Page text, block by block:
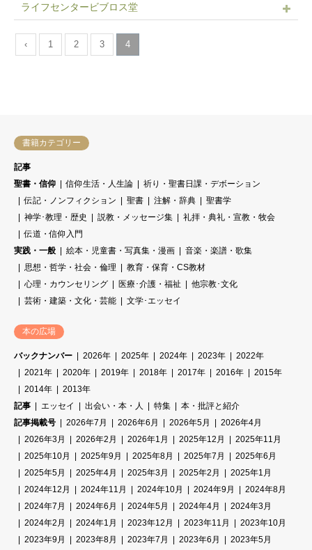
ライフセンタービブロス堂
‹ 1 2 3 4
書籍カテゴリー
記事
聖書・信仰
信仰生活・人生論
祈り・聖書日課・デボーション
伝記・ノンフィクション
聖書 注解・辞典
聖書学
神学･教理・歴史
説教・メッセージ集
礼拝・典礼・宣教・牧会
伝道・信仰入門
実践・一般
絵本・児童書・写真集・漫画
音楽・楽譜・歌集
思想・哲学・社会・倫理
教育・保育・CS教材
心理・カウンセリング
医療･介護・福祉
他宗教･文化
芸術・建築・文化・芸能
文学･エッセイ
本の広場
バックナンバー 2026年 2025年 2024年 2023年
2022年
2021年
2020年 2019年 2018年 2017年 2016年
2015年
2014年
2013年
記事
エッセイ 出会い・本・人 特集
本・批評と紹介
記事掲載号
2026年7月 2026年6月 2026年5月
2026年4月
2026年3月
2026年2月 2026年1月 2025年12月
2025年11月
2025年10月
2025年9月 2025年8月 2025年7月
2025年6月
2025年5月
2025年4月 2025年3月 2025年2月
2025年1月
2024年12月
2024年11月 2024年10月 2024年9月
2024年8月
2024年7月
2024年6月 2024年5月 2024年4月
2024年3月
2024年2月
2024年1月 2023年12月 2023年11月
2023年10月
2023年9月
2023年8月 2023年7月 2023年6月
2023年5月